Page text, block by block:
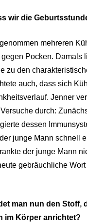
wir die
mehreren
Pocken. Damals
zu den
auch, dass sich
Jenner
durch:
dessen
junge Mann schnell
der junge Mann
gebräuchliche
man nun den Stoff,
im Körper anrichtet?